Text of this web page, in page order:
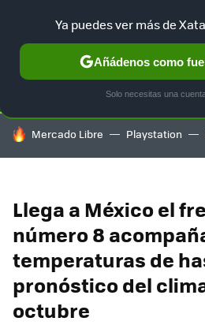
SELECCIÓN GAMING HOME
HOY SE HABLA DE
Mercado Libre Playstation
Llega a México el
número 8
temperaturas de
pronóstico del
octubre
Ya puedes ver más de
Añádenos como
Solo necesitas una